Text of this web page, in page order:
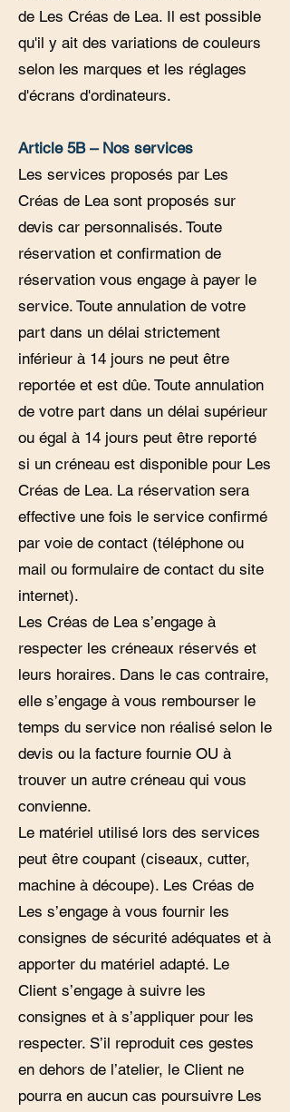
de Les Créas de Lea. Il est possible
qu'il y ait des variations de couleurs
selon les marques et les réglages
d'écrans d'ordinateurs.
Article 5B – Nos services
Les services proposés par Les
Créas de Lea sont proposés sur
devis car personnalisés. Toute
réservation et confirmation de
réservation vous engage à payer le
service. Toute annulation de votre
part dans un délai strictement
inférieur à 14 jours ne peut être
reportée et est dûe. Toute annulation
de votre part dans un délai supérieur
ou égal à 14 jours peut être reporté
si un créneau est disponible pour Les
Créas de Lea. La réservation sera
effective une fois le service confirmé
par voie de contact (téléphone ou
mail ou formulaire de contact du site
internet).
Les Créas de Lea s’engage à
respecter les créneaux réservés et
leurs horaires. Dans le cas contraire,
elle s’engage à vous rembourser le
temps du service non réalisé selon le
devis ou la facture fournie OU à
trouver un autre créneau qui vous
convienne.
Le matériel utilisé lors des services
peut être coupant (ciseaux, cutter,
machine à découpe). Les Créas de
Les s’engage à vous fournir les
consignes de sécurité adéquates et à
apporter du matériel adapté. Le
Client s’engage à suivre les
consignes et à s’appliquer pour les
respecter. S’il reproduit ces gestes
en dehors de l’atelier, le Client ne
pourra en aucun cas poursuivre Les